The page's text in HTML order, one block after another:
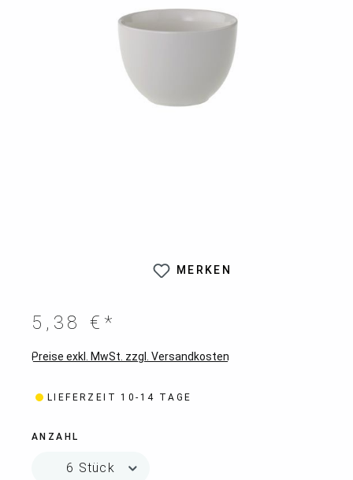
MERKEN
5,38 €*
Preise exkl. MwSt. zzgl. Versandkosten
LIEFERZEIT 10-14 TAGE
ANZAHL